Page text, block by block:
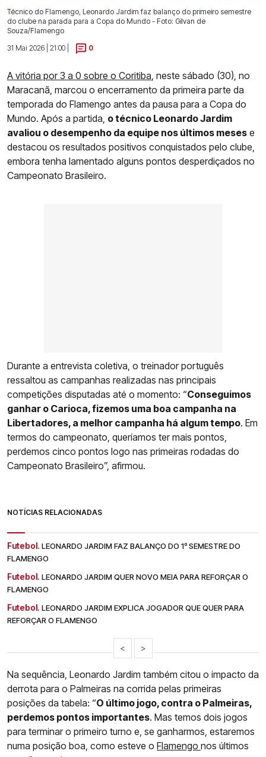
Técnico do Flamengo, Leonardo Jardim faz balanço do primeiro semestre
do clube na parada para a Copa do Mundo - Foto: Gilvan de
Souza/Flamengo
31 Mai 2026 | 21:00 |
0
A vitória por 3 a 0 sobre o Coritiba , neste sábado (30), no
Maracanã, marcou o encerramento da primeira parte da
temporada do Flamengo antes da pausa para a Copa do
Mundo. Após a partida, o técnico Leonardo Jardim
avaliou o desempenho da equipe nos últimos meses e
destacou os resultados positivos conquistados pelo clube,
embora tenha lamentado alguns pontos desperdiçados no
Campeonato Brasileiro.
Durante a entrevista coletiva, o treinador português
ressaltou as campanhas realizadas nas principais
competições disputadas até o momento: “Conseguimos
ganhar o Carioca, fizemos uma boa campanha na
Libertadores, a melhor campanha há algum tempo. Em
termos do campeonato, queríamos ter mais pontos,
perdemos cinco pontos logo nas primeiras rodadas do
Campeonato Brasileiro”, afirmou.
NOTÍCIAS RELACIONADAS
Futebol. LEONARDO JARDIM FAZ BALANÇO DO 1º SEMESTRE DO
FLAMENGO
Futebol. LEONARDO JARDIM QUER NOVO MEIA PARA REFORÇAR O
FLAMENGO
Futebol. LEONARDO JARDIM EXPLICA JOGADOR QUE QUER PARA
REFORÇAR O FLAMENGO
< >
Na sequência, Leonardo Jardim também citou o impacto da
derrota para o Palmeiras na corrida pelas primeiras
posições da tabela: “O último jogo, contra o Palmeiras,
perdemos pontos importantes. Mas temos dois jogos
para terminar o primeiro turno e, se ganharmos, estaremos
numa posição boa, como esteve o Flamengo nos últimos